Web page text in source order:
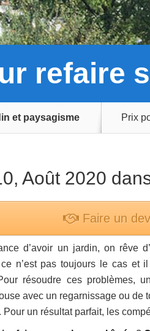
refaire
et paysagisme Prix
Août 2020
Faire un
d’avoir un jardin, on rêve
ce n’est pas toujours le cas et
résoudre ces problèmes,
avec un regarnissage ou de
un résultat parfait, les